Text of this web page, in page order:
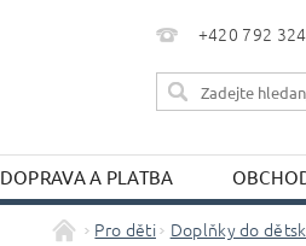
+420 792
DOPRAVA A PLATBA
Pro děti Doplňky do